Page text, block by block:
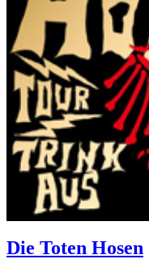
Die Toten Hosen